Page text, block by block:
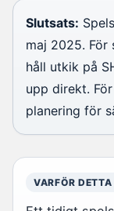
Slutsats:
maj 2025. För
håll utkik på
upp direkt.
planering för
VARFÖR